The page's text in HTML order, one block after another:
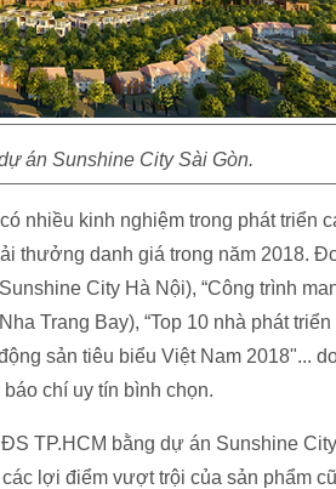
án Sunshine City Sài Gòn.
nhiều kinh nghiệm trong phát triển
thưởng danh giá trong năm 2018.
City Hà Nội), “Công trình
Trang Bay), “Top 10 nhà phát
sản tiêu biểu Việt Nam 2018"...
chí uy tín bình chọn.
TP.HCM bằng dự án Sunshine
lợi điểm vượt trội của sản phẩm